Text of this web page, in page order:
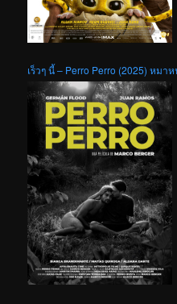
เร็วๆ นี้ – Perro Perro (2025) หมา